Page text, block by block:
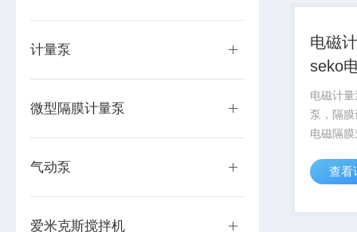
计量泵
微型隔膜计量泵
气动泵
爱米克斯搅拌机
电磁
seko
量泵
电磁计
泵，隔
电磁隔
泵，具
Z高的性
查看